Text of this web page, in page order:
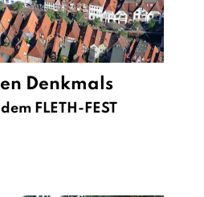
Denkmals
FLETH-FEST